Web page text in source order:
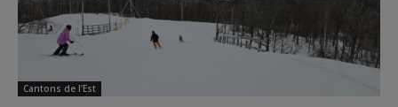
Cantons de l’Est